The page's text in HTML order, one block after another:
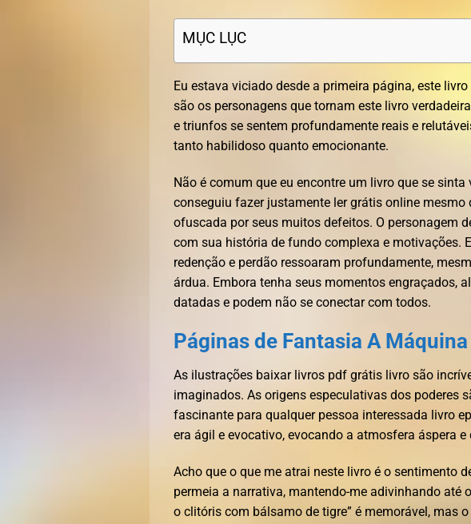
MỤC LỤC
Eu estava viciado desde a primeira página, este
são os personagens que tornam este livro
e triunfos se sentem profundamente reais e
tanto habilidoso quanto emocionante.
Não é comum que eu encontre um livro que se
conseguiu fazer justamente ler grátis online
ofuscada por seus muitos defeitos. O personagem
com sua história de fundo complexa e motivações.
redenção e perdão ressoaram profundamente,
árdua. Embora tenha seus momentos engraçados,
datadas e podem não se conectar com todos.
Páginas de Fantasia A
As ilustrações baixar livros pdf grátis livro são
imaginados. As origens especulativas dos poderes
fascinante para qualquer pessoa interessada livro
era ágil e evocativo, evocando a atmosfera áspera
Acho que o que me atrai neste livro é o sentimento
permeia a narrativa, mantendo-me adivinhando até
o clitóris com bálsamo de tigre” é memorável, mas